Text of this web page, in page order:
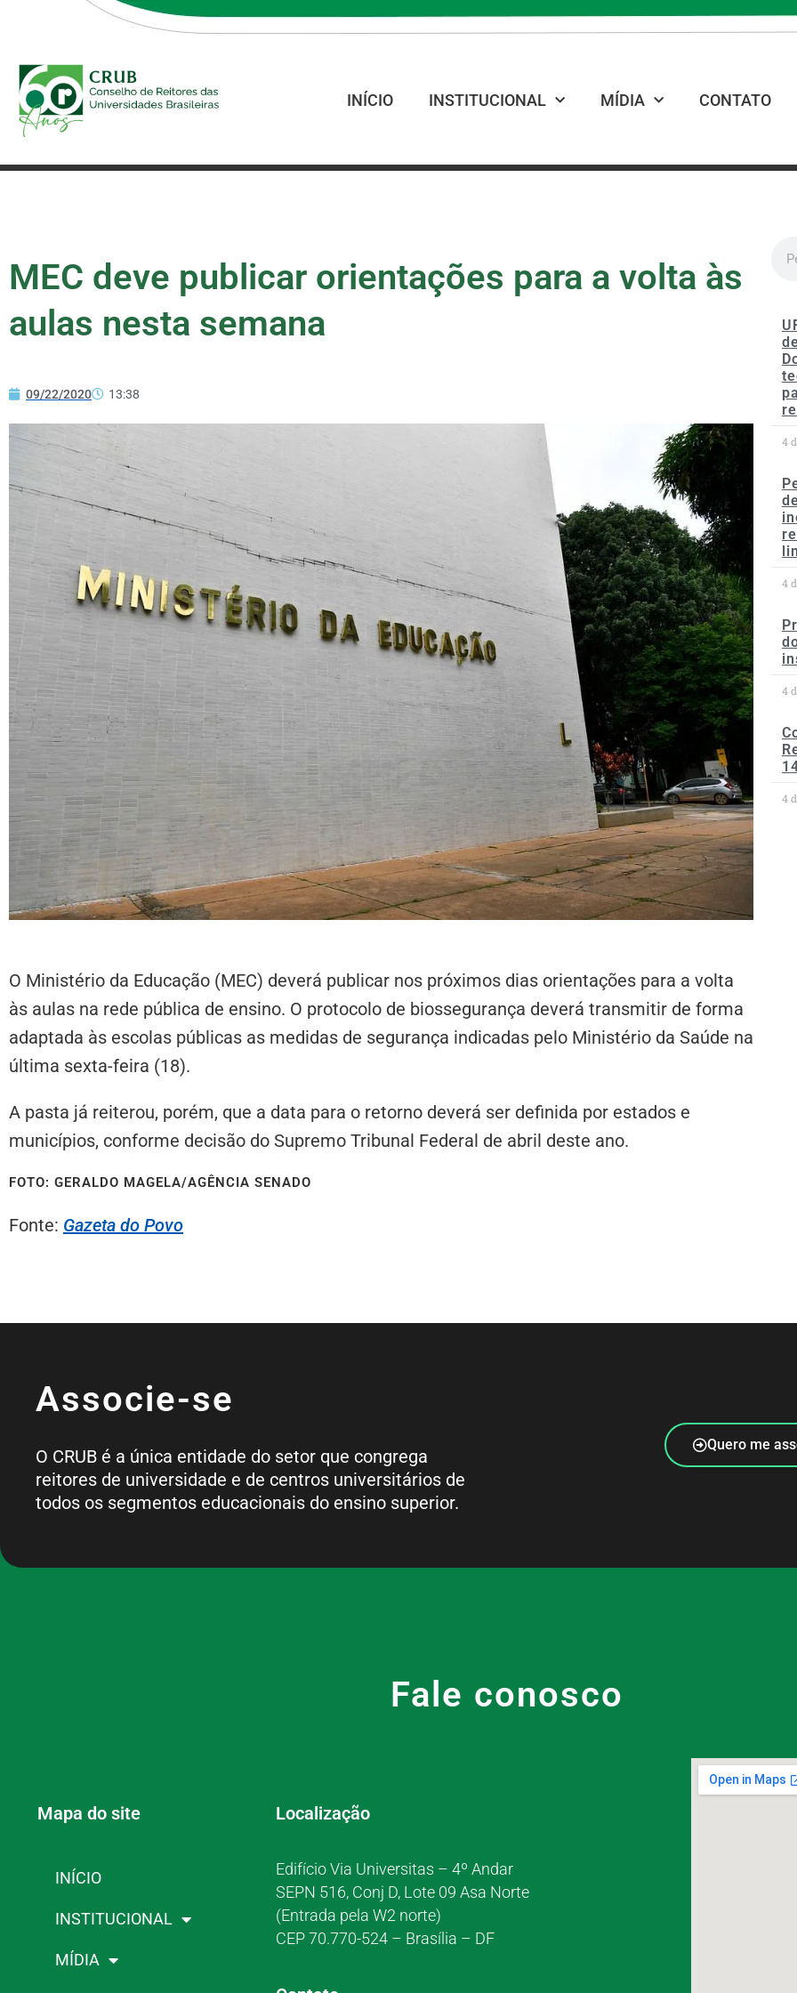
INÍCIO INSTITUCIONAL MÍDIA CONTATO
MEC deve publicar orientações para a volta às
aulas nesta semana
09/22/2020 13:38
O Ministério da Educação (MEC) deverá publicar nos próximos dias orientações para a volta
às aulas na rede pública de ensino. O protocolo de biossegurança deverá transmitir de forma
adaptada às escolas públicas as medidas de segurança indicadas pelo Ministério da Saúde na
última sexta-feira (18).
A pasta já reiterou, porém, que a data para o retorno deverá ser definida por estados e
municípios, conforme decisão do Supremo Tribunal Federal de abril deste ano.
FOTO: GERALDO MAGELA/AGÊNCIA SENADO
Fonte: Gazeta do Povo
4
4
4
4
Associe-se
O CRUB é a única entidade do setor que congrega
reitores de universidade e de centros universitários de
todos os segmentos educacionais do ensino superior.
Quero me
Fale conosco
Mapa do site
INÍCIO
INSTITUCIONAL
MÍDIA
Localização
Edifício Via Universitas – 4º Andar
SEPN 516, Conj D, Lote 09 Asa Norte
(Entrada pela W2 norte)
CEP 70.770-524 – Brasília – DF